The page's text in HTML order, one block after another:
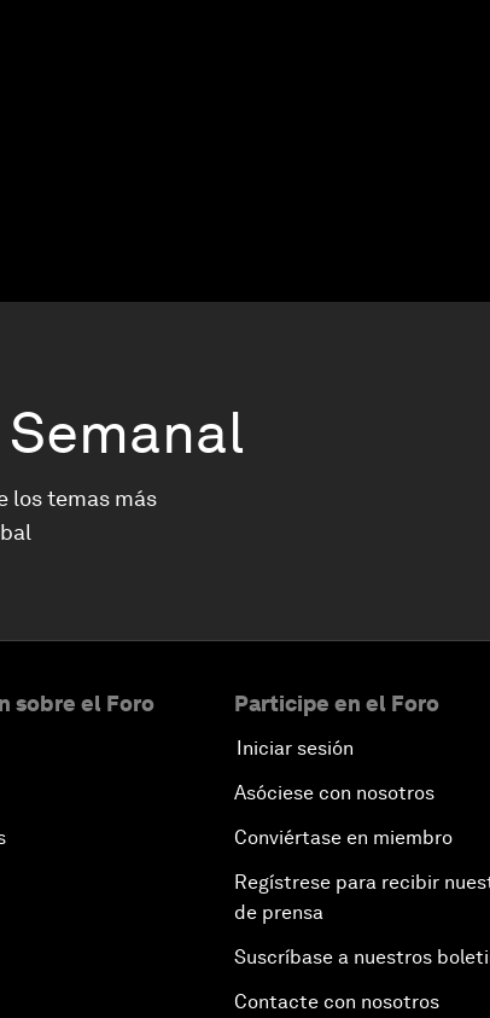
Semanal
los temas más
sobre el Foro Participe en el Foro
Iniciar sesión
Asóciese con nosotros
Conviértase en miembro
Regístrese para recibir
de prensa
Suscríbase a nuestros
Contacte con nosotros